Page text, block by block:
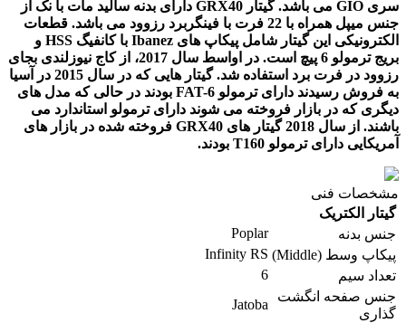
سری GIO می باشد. گیتار GRX40 دارای بدنه سالید مات با نک از
جنس میپل همراه با 22 فرت با فینگربرد رزوود می باشد. قطعات
الکترونیکی این گیتار شامل پیکاپ های Ibanez با کانفیگ HSS و
بریج ترمولو 6 پیچ است. در اواسط سال 2017، از کاج نیوزلندی بجای
رزوود در فرت برد استفاده شد. گیتار هایی که در سال 2015 در آسیا
به فروش رسیدند دارای ترمولو FAT-6 بودند در حالی که مدل های
دیگری که در بازار فروخته می شوند دارای ترمولو استاندارد می
باشند. از سال 2018 گیتار های GRX40 فروخته شده در بازار های
آمریکایی دارای ترمولو T160 بودند.
مشخصات فنی
گیتار الکتریک
جنس بدنه
Poplar
پیکاپ وسط (Middle)
Infinity RS
تعداد سیم
6
جنس صفحه انگشت
گذاری
Jatoba